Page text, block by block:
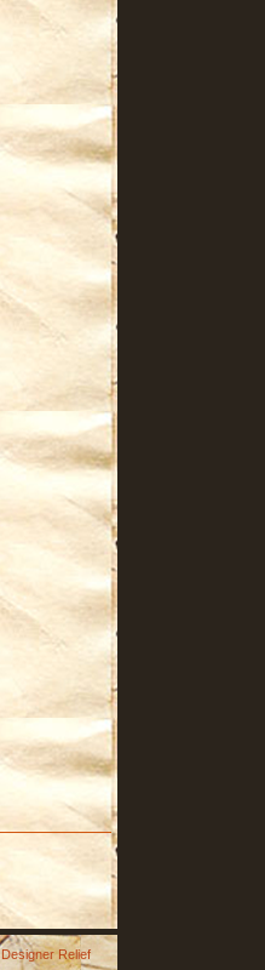
Designer Relief